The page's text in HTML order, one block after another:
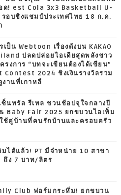
ด! est Cola 3x3 Basketball U-
อบชิงแชมป์ประเทศไทย 18 ก.ค.
เป็น Webtoon เรื่องดังบน KAKAO
ปลดปล่อยไอเดียสุดพลังชาว
รงการ “บทจะเขียนต้องได้เขียน”
Contest 2024 ชิงเงินรางวัลรวม
านที่เกาหลี
ซ็นทรัล รีเทล ชวนช้อปจุใจกลางปี
Baby Fair 2025 ยกขบวนไอเท็ม
ช้คู่บ้านที่คนรักบ้านและครอบครัว
มได้แล้ว! PT มีจำหน่าย 10 สาขา
ถึง 7 บาท/ลิตร
Club ฟอร์มกระหึ่ม! ยกขบวน